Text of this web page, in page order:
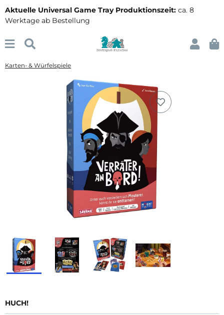
Aktuelle Universal Game Tray Produktionszeit: ca. 8
Werktage ab Bestellung
Karten- & Würfelspiele
HUCH!